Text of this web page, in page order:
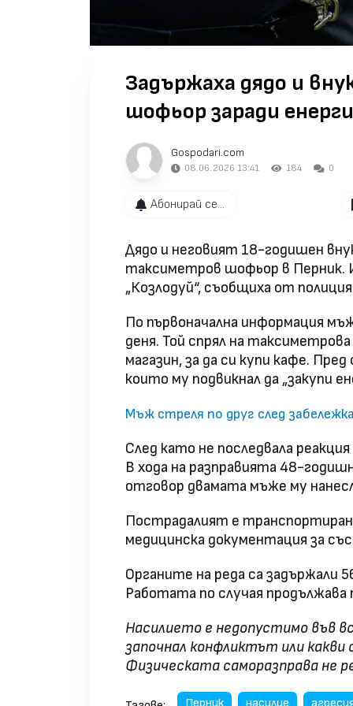
Задържаха дядо и
шофьор заради
Gospodari.com
08.06.2026 13:41 184 0
Абонирай се...
Дядо и неговият 18-годишен
таксиметров шофьор в Перник.
„Козлодуй“, съобщиха от
По първоначална информация
деня. Той спрял на
магазин, за да си купи кафе.
които му подвикнал да „закупи
Мъж стреля по друг след
След като не последвала
В хода на разправията 48-
отговор двамата мъже му
Пострадалият е транспортиран
медицинска документация за
Органите на реда са задържали
Работата по случая продължава
Насилието е недопустимо във
започнал конфликтът или какви
Физическата саморазправа не